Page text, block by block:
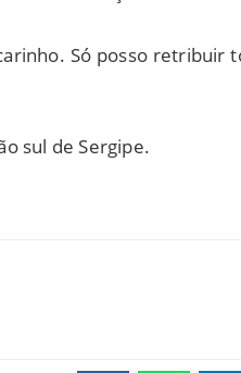
Só posso retribuir
sul de Sergipe.